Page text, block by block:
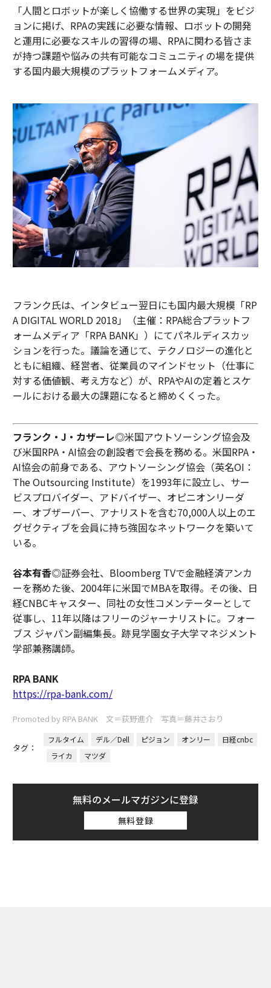
「人間とロボットが楽しく協働する世界の実現」をビジ
ョンに掲げ、RPAの実践に必要な情報、ロボットの開発
と運用に必要なスキルの習得の場、RPAに関わる皆さま
が持つ課題や悩みの共有可能なコミュニティの場を提供
する国内最大規模のプラットフォームメディア。
フランク氏は、インタビュー翌日にも国内最大規模「RP
A DIGITAL WORLD 2018」（主催：RPA総合プラットフ
ォームメディア「RPA BANK」）にてパネルディスカッ
ションを行った。議論を通じて、テクノロジーの進化と
ともに組織、経営者、従業員のマインドセット（仕事に
対する価値観、考え方など）が、RPAやAIの定着とスケ
ールにおける最大の課題になると締めくくった。
フランク・J・カザーレ◎米国アウトソーシング協会及
び米国RPA・AI協会の創設者で会長を務める。米国RPA・
AI協会の前身である、アウトソーシング協会（英名OI：
The Outsourcing Institute）を1993年に設立し、サー
ビスプロバイダー、アドバイザー、オピニオンリーダ
ー、オブザーバー、アナリストを含む70,000人以上のエ
グゼクティブを会員に持ち強固なネットワークを築いて
いる。
谷本有香◎証券会社、Bloomberg TVで金融経済アンカ
ーを務めた後、2004年に米国でMBAを取得。その後、日
経CNBCキャスター、同社の女性コメンテーターとして
従事し、11年以降はフリーのジャーナリストに。フォー
ブス ジャパン副編集長。跡見学園女子大学マネジメント
学部兼務講師。
RPA BANK
https://rpa-bank.com/
Promoted by RPA BANK 文＝荻野進介 写真＝藤井さおり
タグ：
フルタイム デル／Dell ピジョン オンリー
日経cnbc
ライカ
マツダ
無料のメールマガジンに登録
無料登録